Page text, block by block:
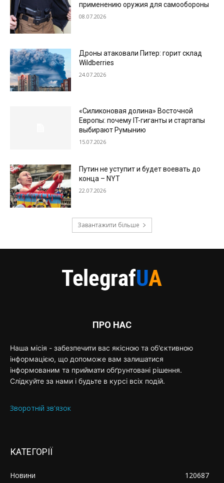
применению оружия для самообороны
08.07.2026
Дроны атаковали Питер: горит склад
Wildberries
24.07.2026
«Силиконовая долина» Восточной
Европы: почему IT-гиганты и стартапы
выбирают Румынию
15.07.2026
Путин не уступит и будет воевать до
конца – NYT
22.07.2026
Завантажити більше
ПРО НАС
Наша місія - забезпечити вас якісною та об'єктивною
інформацією, що допоможе вам залишатися
інформованим та приймати обґрунтовані рішення.
Слідкуйте за нами і будьте в курсі всіх подій.
Зворотній зв'язок
КАТЕГОРІЇ
Новини 120687